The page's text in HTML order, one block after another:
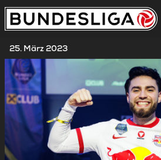
25. März 2023